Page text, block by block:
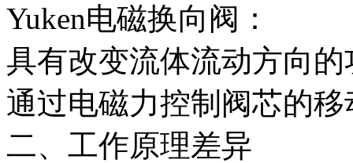
Yuken电磁换向阀：
具有改变流体流动方向的
通过电磁力控制阀芯的
二、工作原理差异